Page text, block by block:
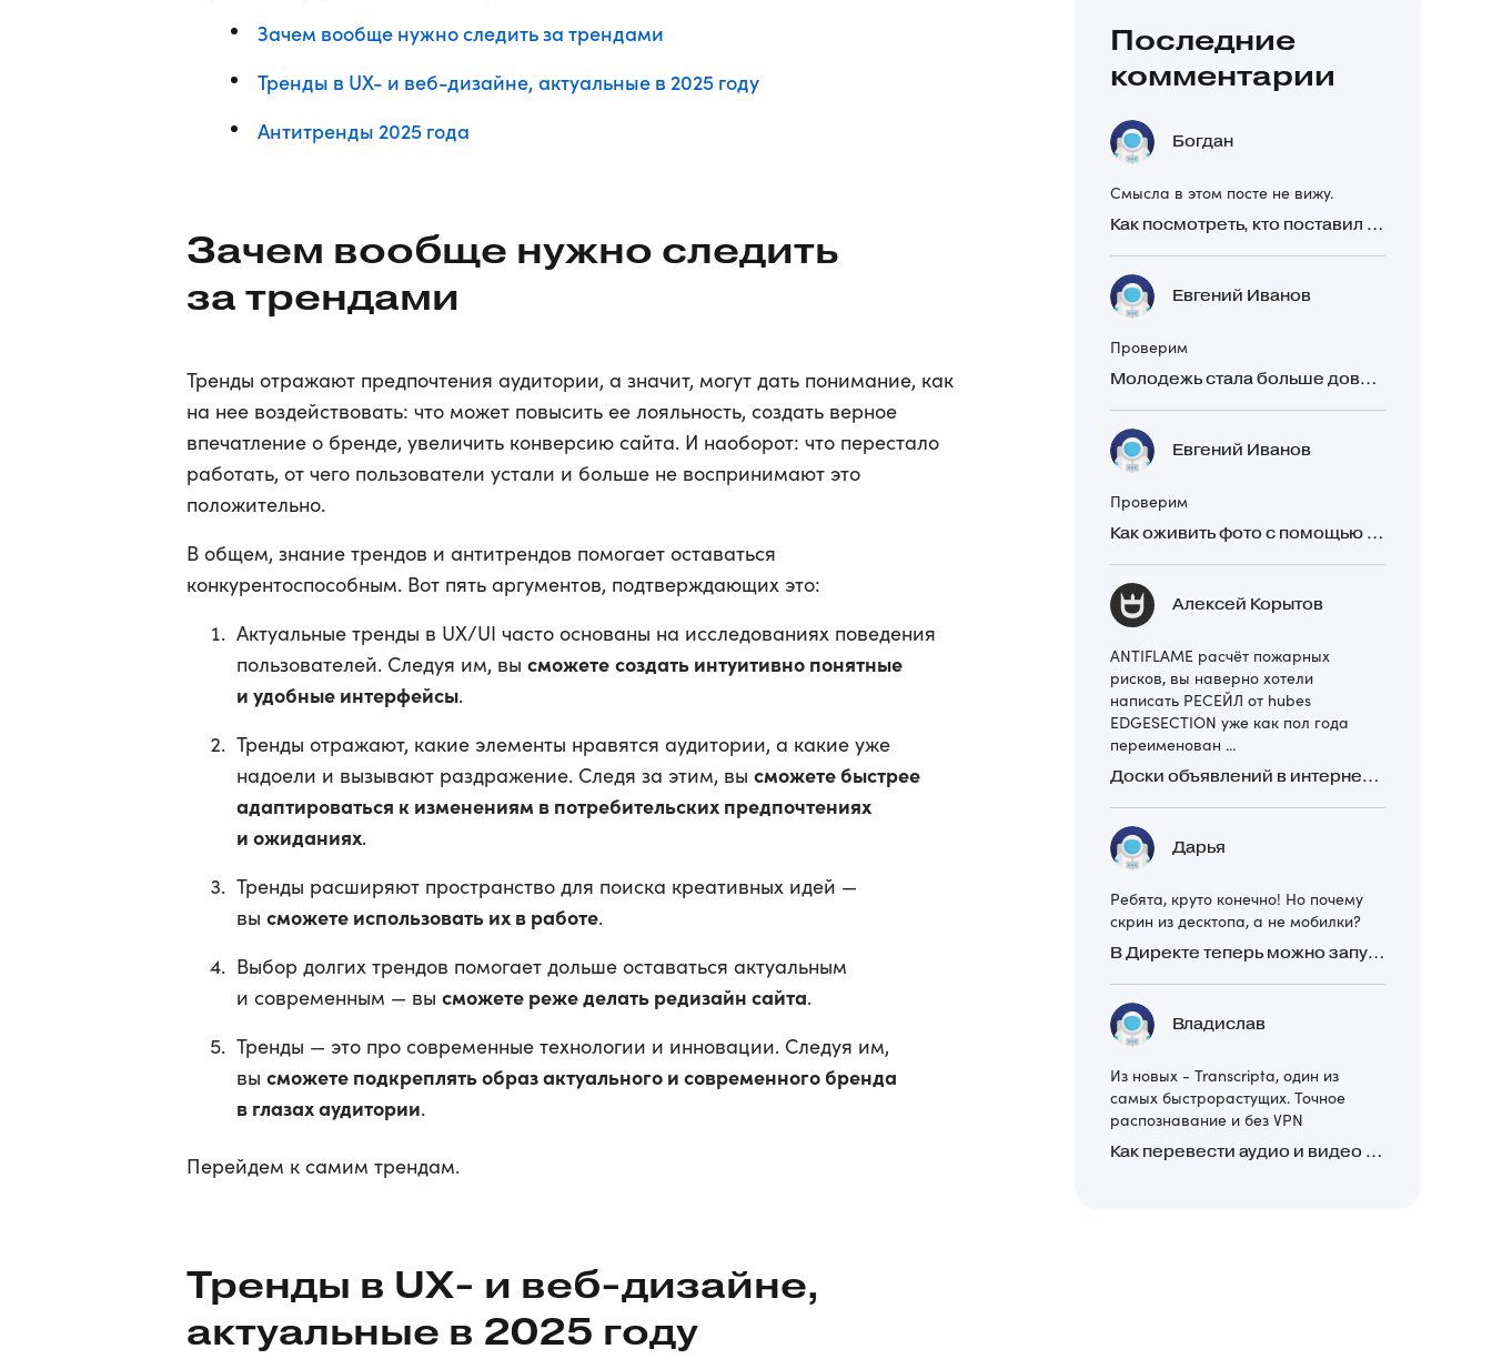
Зачем вообще нужно следить за трендами
Тренды в UX- и веб-дизайне, актуальные в 2025 году
Антитренды 2025 года
Зачем вообще нужно следить
за трендами
Тренды отражают предпочтения аудитории, а значит, могут дать понимание, как
на нее воздействовать: что может повысить ее лояльность, создать верное
впечатление о бренде, увеличить конверсию сайта. И наоборот: что перестало
работать, от чего пользователи устали и больше не воспринимают это
положительно.
В общем, знание трендов и антитрендов помогает оставаться
конкурентоспособным. Вот пять аргументов, подтверждающих это:
Актуальные тренды в UX/UI часто основаны на исследованиях поведения
пользователей. Следуя им, вы сможете создать интуитивно понятные
и удобные интерфейсы.
Тренды отражают, какие элементы нравятся аудитории, а какие уже
надоели и вызывают раздражение. Следя за этим, вы сможете быстрее
адаптироваться к изменениям в потребительских предпочтениях
и ожиданиях.
Тренды расширяют пространство для поиска креативных идей —
вы сможете использовать их в работе.
Выбор долгих трендов помогает дольше оставаться актуальным
и современным — вы сможете реже делать редизайн сайта.
Тренды — это про современные технологии и инновации. Следуя им,
вы сможете подкреплять образ актуального и современного бренда
в глазах аудитории.
Перейдем к самим трендам.
Тренды в UX- и веб-дизайне,
актуальные в 2025 году
Последние
комментарии
Богдан
Смысла в этом посте не вижу.
Как посмотреть, кто поставил реакцию в Telegram
Евгений Иванов
Проверим
Молодежь стала больше доверять рекомендациям в закрытых Telegram-чатах, чем официальной рекламе
Евгений Иванов
Проверим
Как оживить фото с помощью нейросетей в 2026 году: 17 бесплатных онлайн-сервисов, приложений и ботов
Алексей Корытов
ANTIFLAME расчёт пожарных
рисков, вы наверно хотели
написать РЕСЕЙЛ от hubes
EDGESECTION уже как пол года
переименован ...
Доски объявлений в интернете: какие лучше и безопаснее? Сравниваем 5 популярных
Дарья
Ребята, круто конечно! Но почему
скрин из десктопа, а не мобилки?
В Директе теперь можно запускать Премиум-билборд для мобильных устройств
Владислав
Из новых - Transcripta, один из
самых быстрорастущих. Точное
распознавание и без VPN
Как перевести аудио и видео в текст: обзор 24 нейросетей, программ и сервисов для транскрибации